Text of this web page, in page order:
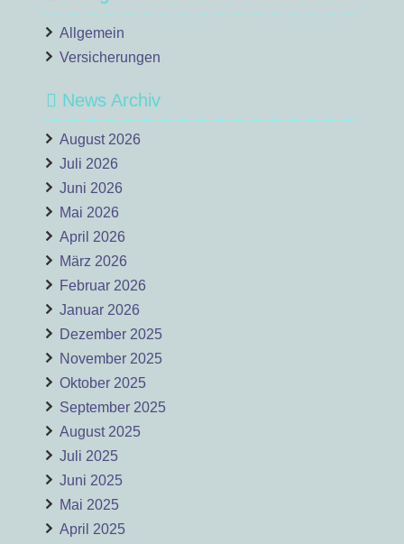
Allgemein
Versicherungen
News Archiv
August 2026
Juli 2026
Juni 2026
Mai 2026
April 2026
März 2026
Februar 2026
Januar 2026
Dezember 2025
November 2025
Oktober 2025
September 2025
August 2025
Juli 2025
Juni 2025
Mai 2025
April 2025